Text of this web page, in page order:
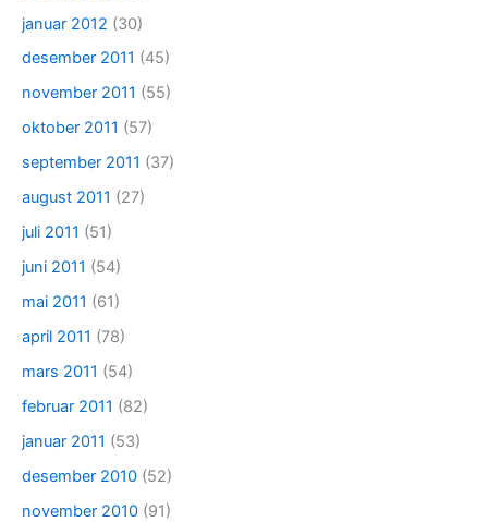
januar 2012 (30)
desember 2011 (45)
november 2011 (55)
oktober 2011 (57)
september 2011 (37)
august 2011 (27)
juli 2011 (51)
juni 2011 (54)
mai 2011 (61)
april 2011 (78)
mars 2011 (54)
februar 2011 (82)
januar 2011 (53)
desember 2010 (52)
november 2010 (91)